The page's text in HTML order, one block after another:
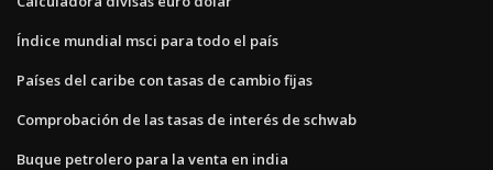
Índice mundial msci para todo el país
Países del caribe con tasas de cambio fijas
Comprobación de las tasas de interés de schwab
Buque petrolero para la venta en india